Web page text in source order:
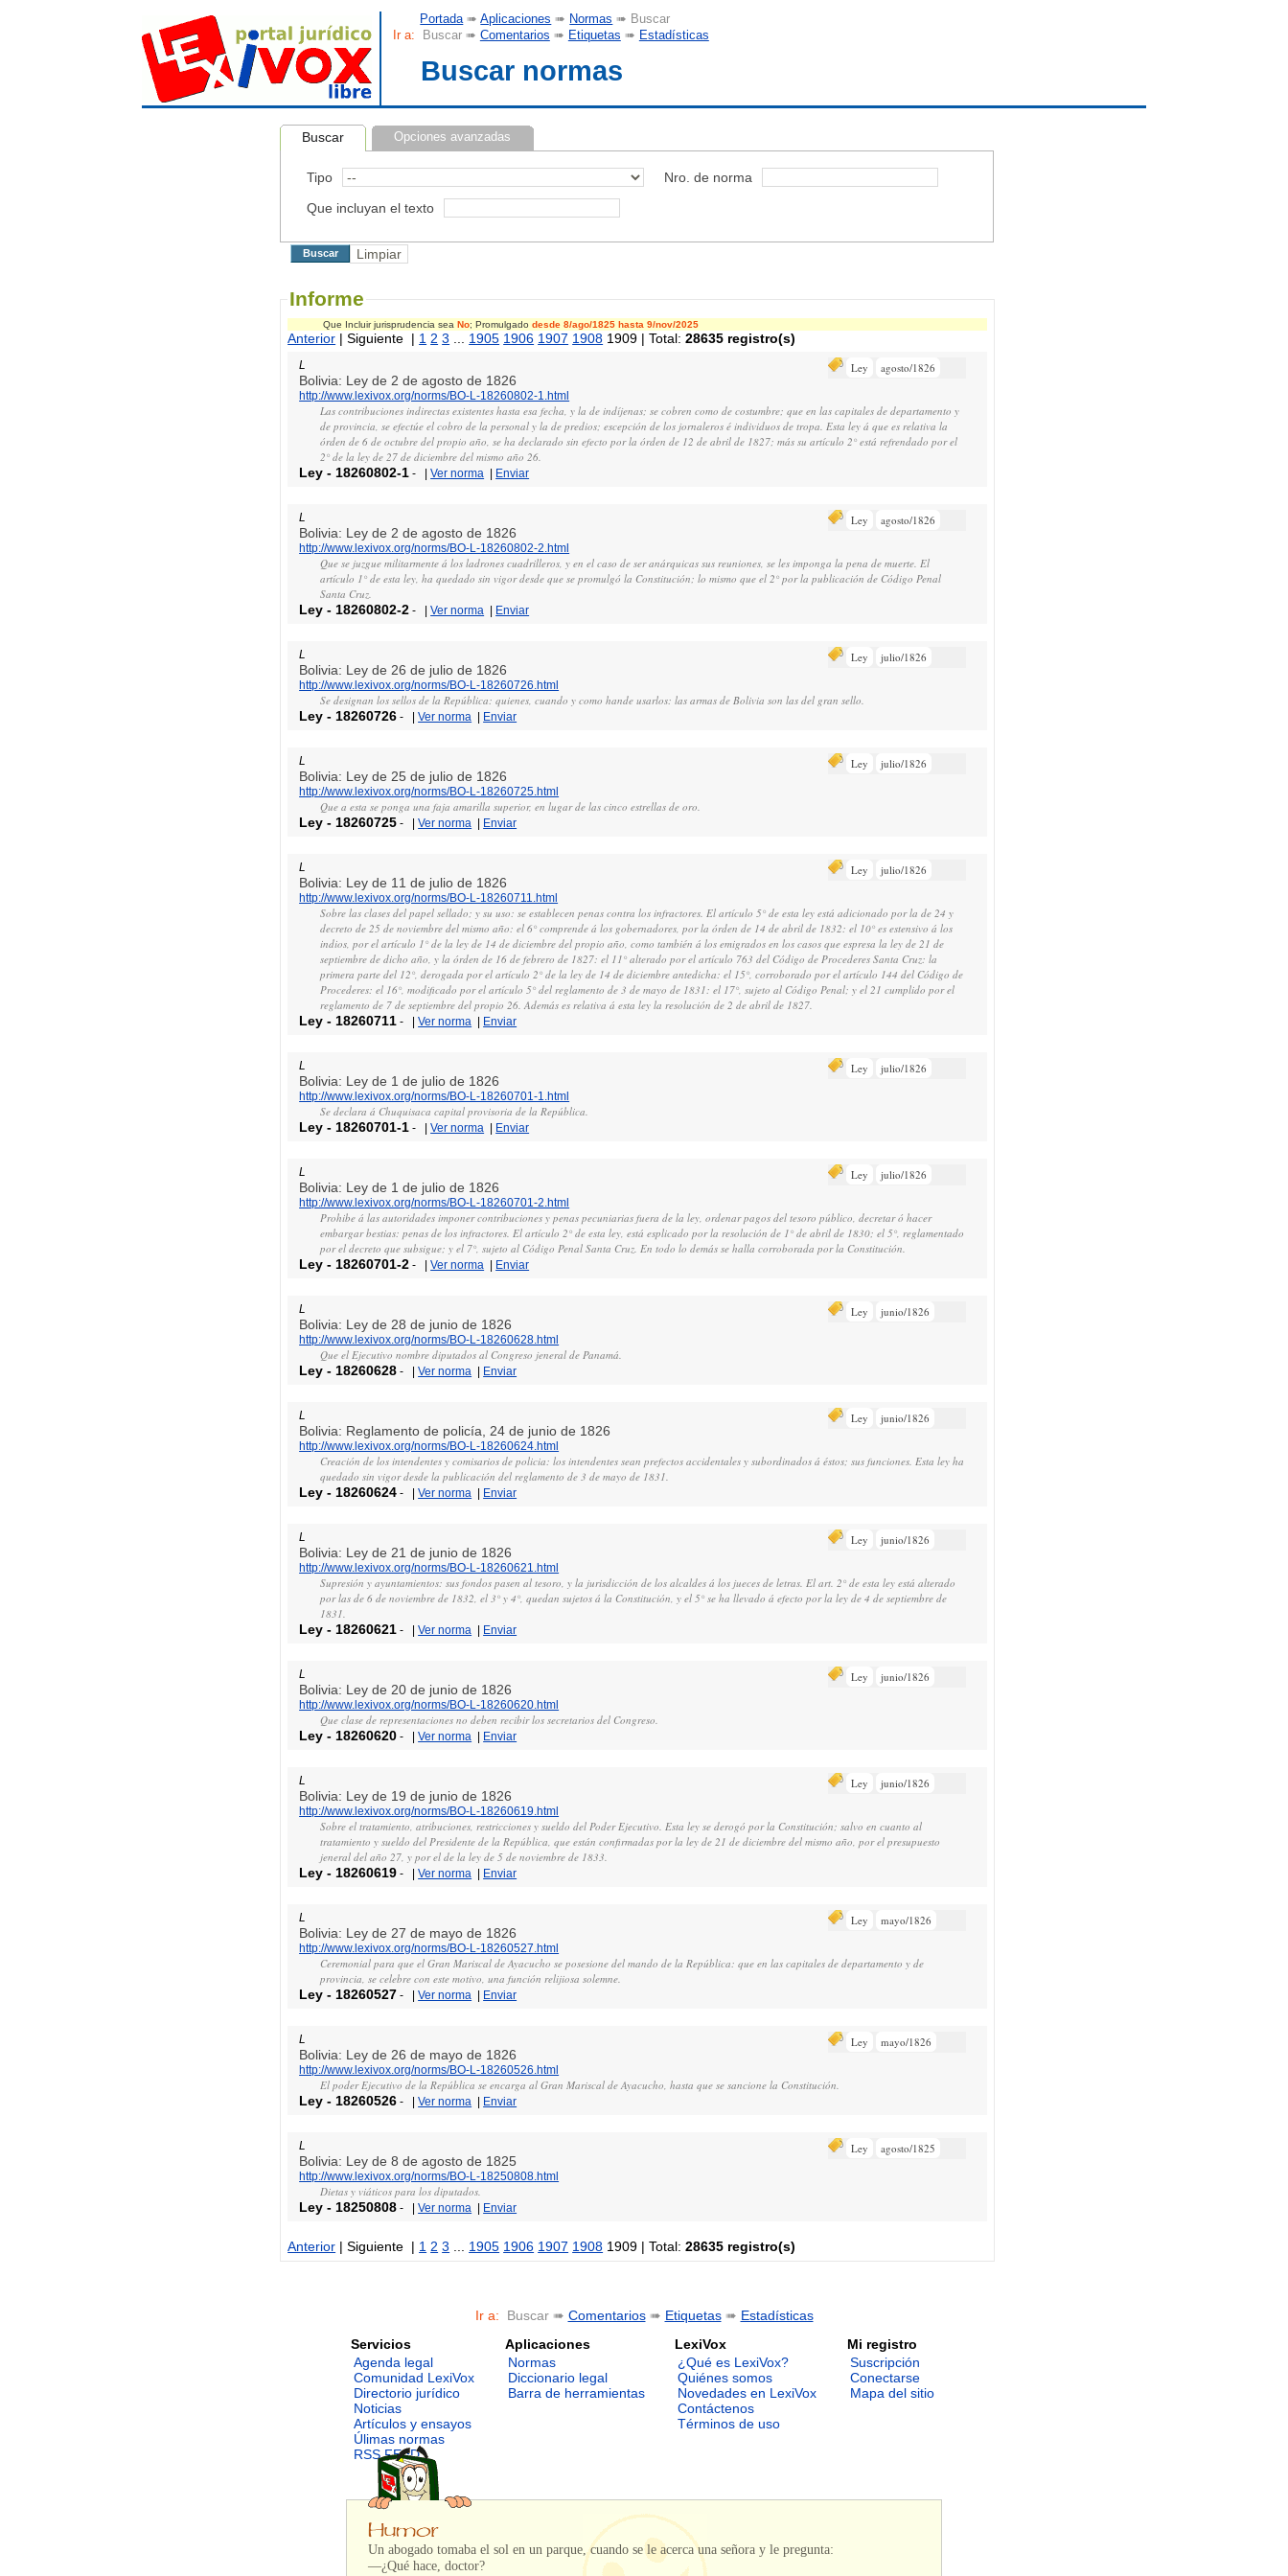
Portada ➠Aplicaciones ➠ Normas ➠ Buscar
Ir a: Buscar ➠ Comentarios ➠ Etiquetas ➠ Estadísticas
Buscar normas
Buscar Opciones avanzadas
Tipo Nro. de norma
Que incluyan el texto
Informe
Que Incluir jurisprudencia sea No; Promulgado desde 8/ago/1825 hasta 9/nov/2025
Anterior | Siguiente | 1 2 3 1905 1906 1907 1908 1909 | Total:28635 registro(s)
L Ley agosto/1826
Bolivia: Ley de 2 de agosto de 1826
http://www.lexivox.org/norms/BO-L-18260802-1.html
Las contribuciones indirectas existentes hasta esa fecha, y la de indíjenas; se cobren como de costumbre; que en las capitales de departamento y
de provincia, se efectúe el cobro de la personal y la de predios; escepción de los jornaleros é individuos de tropa. Esta ley á que es relativa la
órden de 6 de octubre del propio año, se ha declarado sin efecto por la órden de 12 de abril de 1827; más su artículo 2° está refrendado por el
2° de la ley de 27 de diciembre del mismo año 26.
Ley - 18260802-1 - |Ver norma Enviar
L Ley agosto/1826
Bolivia: Ley de 2 de agosto de 1826
http://www.lexivox.org/norms/BO-L-18260802-2.html
Que se juzgue militarmente á los ladrones cuadrilleros, y en el caso de ser anárquicas sus reuniones, se les imponga la pena de muerte. El
artículo 1° de esta ley, ha quedado sin vigor desde que se promulgó la Constitución; lo mismo que el 2° por la publicación de Código Penal
Santa Cruz.
Ley - 18260802-2 - |Ver norma Enviar
L Ley julio/1826
Bolivia: Ley de 26 de julio de 1826
http://www.lexivox.org/norms/BO-L-18260726.html
Se designan los sellos de la República: quienes, cuando y como hande usarlos: las armas de Bolivia son las del gran sello.
Ley - 18260726 - |Ver norma Enviar
L Ley julio/1826
Bolivia: Ley de 25 de julio de 1826
http://www.lexivox.org/norms/BO-L-18260725.html
Que a esta se ponga una faja amarilla superior, en lugar de las cinco estrellas de oro.
Ley - 18260725 - |Ver norma Enviar
L Ley julio/1826
Bolivia: Ley de 11 de julio de 1826
http://www.lexivox.org/norms/BO-L-18260711.html
Sobre las clases del papel sellado; y su uso: se establecen penas contra los infractores. El artículo 5° de esta ley está adicionado por la de 24 y
decreto de 25 de noviembre del mismo año: el 6° comprende á los gobernadores, por la órden de 14 de abril de 1832: el 10° es estensivo á los
indios, por el artículo 1° de la ley de 14 de diciembre del propio año, como también á los emigrados en los casos que espresa la ley de 21 de
septiembre de dicho año, y la órden de 16 de febrero de 1827: el 11° alterado por el artículo 763 del Código de Procederes Santa Cruz: la
primera parte del 12°, derogada por el artículo 2° de la ley de 14 de diciembre antedicha: el 15°, corroborado por el artículo 144 del Código de
Procederes: el 16°, modificado por el artículo 5° del reglamento de 3 de mayo de 1831: el 17°, sujeto al Código Penal; y el 21 cumplido por el
reglamento de 7 de septiembre del propio 26. Además es relativa á esta ley la resolución de 2 de abril de 1827.
Ley - 18260711 - |Ver norma Enviar
L Ley julio/1826
Bolivia: Ley de 1 de julio de 1826
http://www.lexivox.org/norms/BO-L-18260701-1.html
Se declara á Chuquisaca capital provisoria de la República.
Ley - 18260701-1 - |Ver norma Enviar
L Ley julio/1826
Bolivia: Ley de 1 de julio de 1826
http://www.lexivox.org/norms/BO-L-18260701-2.html
Prohibe á las autoridades imponer contribuciones y penas pecuniarias fuera de la ley, ordenar pagos del tesoro público, decretar ó hacer
embargar bestias: penas de los infractores. El artículo 2° de esta ley, está esplicado por la resolución de 1° de abril de 1830; el 5°, reglamentado
por el decreto que subsigue; y el 7°, sujeto al Código Penal Santa Cruz. En todo lo demás se halla corroborada por la Constitución.
Ley - 18260701-2 - |Ver norma Enviar
L Ley junio/1826
Bolivia: Ley de 28 de junio de 1826
http://www.lexivox.org/norms/BO-L-18260628.html
Que el Ejecutivo nombre diputados al Congreso jeneral de Panamá.
Ley - 18260628 - |Ver norma Enviar
L Ley junio/1826
Bolivia: Reglamento de policía, 24 de junio de 1826
http://www.lexivox.org/norms/BO-L-18260624.html
Creación de los intendentes y comisarios de policia: los intendentes sean prefectos accidentales y subordinados á éstos; sus funciones. Esta ley ha
quedado sin vigor desde la publicación del reglamento de 3 de mayo de 1831.
Ley - 18260624 - |Ver norma Enviar
L Ley junio/1826
Bolivia: Ley de 21 de junio de 1826
http://www.lexivox.org/norms/BO-L-18260621.html
Supresión y ayuntamientos: sus fondos pasen al tesoro, y la jurisdicción de los alcaldes á los jueces de letras. El art. 2° de esta ley está alterado
por las de 6 de noviembre de 1832, el 3° y 4°, quedan sujetos á la Constitución, y el 5° se ha llevado á efecto por la ley de 4 de septiembre de
1831.
Ley - 18260621 - |Ver norma Enviar
L Ley junio/1826
Bolivia: Ley de 20 de junio de 1826
http://www.lexivox.org/norms/BO-L-18260620.html
Que clase de representaciones no deben recibir los secretarios del Congreso.
Ley - 18260620 - |Ver norma Enviar
L Ley junio/1826
Bolivia: Ley de 19 de junio de 1826
http://www.lexivox.org/norms/BO-L-18260619.html
Sobre el tratamiento, atribuciones, restricciones y sueldo del Poder Ejecutivo. Esta ley se derogó por la Constitución; salvo en cuanto al
tratamiento y sueldo del Presidente de la República, que están confirmadas por la ley de 21 de diciembre del mismo año, por el presupuesto
jeneral del año 27, y por el de la ley de 5 de noviembre de 1833.
Ley - 18260619 - |Ver norma Enviar
L Ley mayo/1826
Bolivia: Ley de 27 de mayo de 1826
http://www.lexivox.org/norms/BO-L-18260527.html
Ceremonial para que el Gran Mariscal de Ayacucho se posesione del mando de la República: que en las capitales de departamento y de
provincia, se celebre con este motivo, una función relijiosa solemne.
Ley - 18260527 - |Ver norma Enviar
L Ley mayo/1826
Bolivia: Ley de 26 de mayo de 1826
http://www.lexivox.org/norms/BO-L-18260526.html
El poder Ejecutivo de la República se encarga al Gran Mariscal de Ayacucho, hasta que se sancione la Constitución.
Ley - 18260526 - |Ver norma Enviar
L Ley agosto/1825
Bolivia: Ley de 8 de agosto de 1825
http://www.lexivox.org/norms/BO-L-18250808.html
Dietas y viáticos para los diputados.
Ley - 18250808 - |Ver norma Enviar
Anterior | Siguiente | 1 2 3 1905 1906 1907 1908 1909 | Total:28635 registro(s)
Ir a: Buscar ➠ Comentarios➠ Etiquetas➠ Estadísticas
Servicios
Agenda legal
Comunidad LexiVox
Directorio jurídico
Noticias
Artículos y ensayos
Úlimas normas
RSS FEED
Aplicaciones
Normas
Diccionario legal
Barra de herramientas
LexiVox
¿Qué es LexiVox?
Quiénes somos
Novedades en LexiVox
Contáctenos
Términos de uso
Mi registro
Suscripción
Conectarse
Mapa del sitio
Un abogado tomaba el sol en un parque, cuando se le acerca una señora y le pregunta:
—¿Qué hace, doctor?